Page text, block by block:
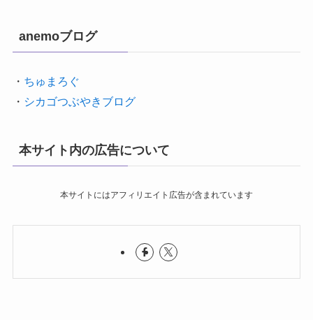
anemoブログ
・ ちゅまろぐ
・ シカゴつぶやきブログ
本サイト内の広告について
本サイトにはアフィリエイト広告が含まれています